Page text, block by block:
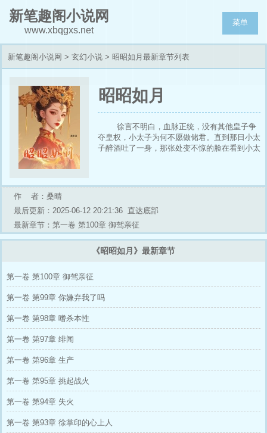
新笔趣阁小说网
www.xbqgxs.net
菜单
新笔趣阁小说网 > 玄幻小说 > 昭昭如月最新章节列表
昭昭如月
徐言不明白，血脉正统，没有其他皇子争
夺皇权，小太子为何不愿做储君。直到那日小太
子醉酒吐了一身，那张处变不惊的脸在看到小太
知昭阳的身份一但被曝光，等待他们的只有万丈
深渊，他不能冒险。 昭阳本以为这样暗无天日
的日子会一直持续到她生命终结，谁知有一日，
她发现自己竟爱上了一个太监，而那个太监，恰
恰也爱着她。 皇帝让她与伴读秘密产子，她哭
个吗?” 徐言不语，只将她的手往自己身下拉。
“臣也有个秘密，要告诉殿下。” …… 后来宣王
联合邻国进攻，徐言为了昭阳请命去做监军。
明，昭阳一时乱了方寸.... 江山大业与儿女情
作 者：桑晴
最后更新：2025-06-12 20:21:36 直达底部
最新章节：第一卷 第100章 御驾亲征
《昭昭如月》最新章节
第一卷 第100章 御驾亲征
第一卷 第99章 你嫌弃我了吗
第一卷 第98章 嗜杀本性
第一卷 第97章 绯闻
第一卷 第96章 生产
第一卷 第95章 挑起战火
第一卷 第94章 失火
第一卷 第93章 徐掌印的心上人